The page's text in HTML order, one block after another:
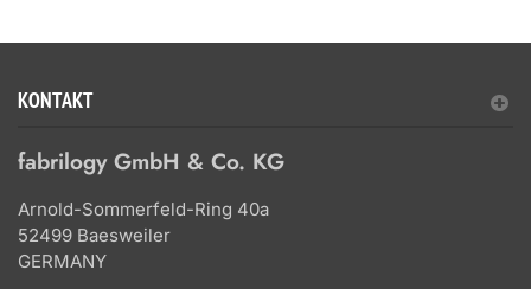
KONTAKT
fabrilogy GmbH & Co. KG
Arnold-Sommerfeld-Ring 40a
52499 Baesweiler
GERMANY